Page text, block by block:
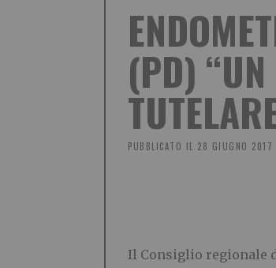
(PD)
PUBBLICATO IL 28 GIUGNO 2017
Il Consiglio regionale